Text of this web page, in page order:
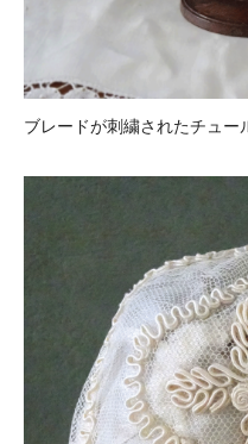
ブレードが刺繍されたチュー